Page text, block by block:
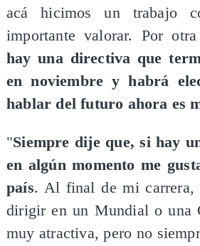
acá hicimos un trabajo
importante valorar. Por
hay una directiva que
en noviembre y habrá
hablar del futuro ahora es
"Siempre dije que, si hay
en algún momento me
país. Al final de mi carrera,
dirigir en un Mundial o una
muy atractiva, pero no